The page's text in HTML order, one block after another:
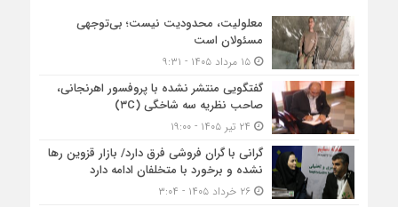
معلولیت، محدودیت نیست؛ بی‌توجهی
مسئولان است
۱۵ مرداد ۱۴۰۵ - ۹:۳۱
گفتگویی منتشر نشده با پروفسور اهرنجانی،
صاحب نظریه سه‌ شاخگی (۳C)
گرانی با گران‌ فروشی فرق دارد/ بازار قزوین رها
نشده و برخورد با متخلفان ادامه دارد
۲۶ خرداد ۱۴۰۵ - ۳:۰۴